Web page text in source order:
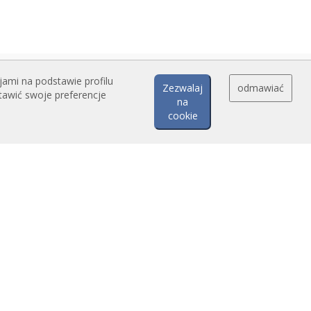
na podstawie profilu
swoje preferencje
Zezwalaj
na
cookie
odmawiać